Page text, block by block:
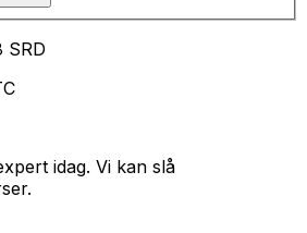
SRD
idag. Vi kan slå